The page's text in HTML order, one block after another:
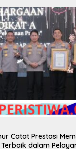
Catat Prestasi
dalam